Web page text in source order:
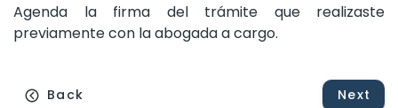
Agenda la firma del trámite que
realizaste
previamentecon laabogadaacargo.
Back Next